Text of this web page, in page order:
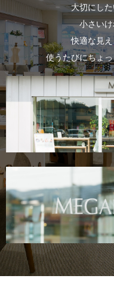
大切にし
小さい
快適な見
使うたびにちょ